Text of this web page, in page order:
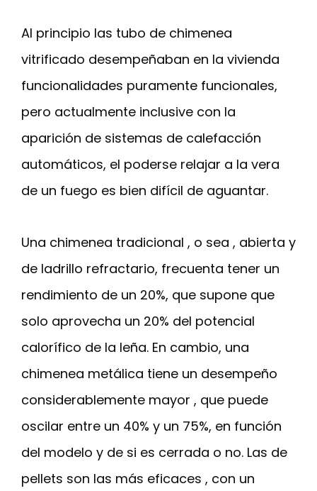
Al principio las tubo de chimenea
vitrificado desempeñaban en la vivienda
funcionalidades puramente funcionales,
pero actualmente inclusive con la
aparición de sistemas de calefacción
automáticos, el poderse relajar a la vera
de un fuego es bien difícil de aguantar.
Una chimenea tradicional , o sea , abierta y
de ladrillo refractario, frecuenta tener un
rendimiento de un 20%, que supone que
solo aprovecha un 20% del potencial
calorífico de la leña. En cambio, una
chimenea metálica tiene un desempeño
considerablemente mayor , que puede
oscilar entre un 40% y un 75%, en función
del modelo y de si es cerrada o no. Las de
pellets son las más eficaces , con un